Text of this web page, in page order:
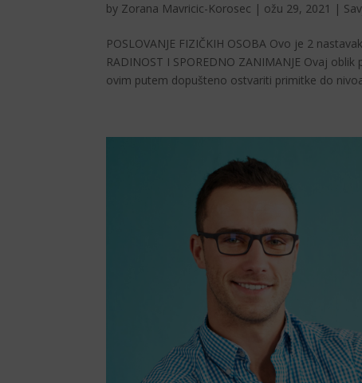
by Zorana Mavricic-Korosec | ožu 29, 2021 |
POSLOVANJE FIZIČKIH OSOBA Ovo je 2
RADINOST I SPOREDNO ZANIMANJE Ovaj
ovim putem dopušteno ostvariti primitke do